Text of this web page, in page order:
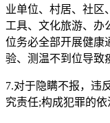
业单位、村居、社区
工具、文化旅游、办
位务必全部开展健康
验、测温不到位导致
7.对于隐瞒不报，违
究责任;构成犯罪的依